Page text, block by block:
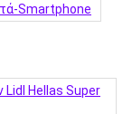
Smartphone
Lidl Hellas Super